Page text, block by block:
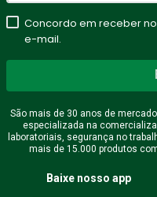
Seu nome
Endereço de email
Escreva uma
Concordo em receber
e-mail.
São mais de 30 anos de
especializada na
laboratoriais, segurança no
mais de 15.000 produtos
Baixe nosso app